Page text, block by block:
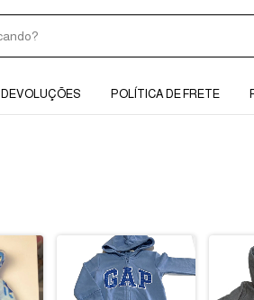
POLÍTICA DE FRETE